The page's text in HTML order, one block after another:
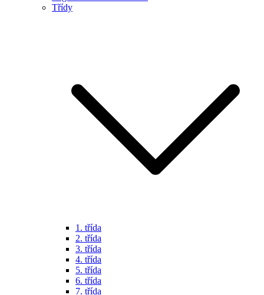
Třídy
1. třída
2. třída
3. třída
4. třída
5. třída
6. třída
7. třída